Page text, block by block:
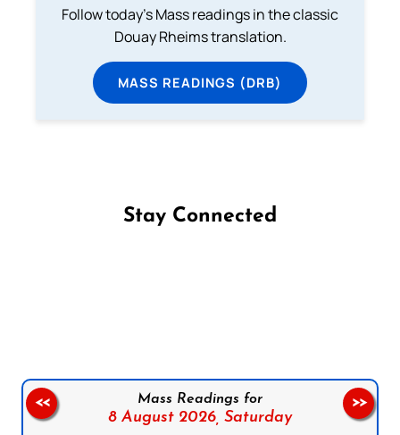
Follow today's Mass readings in the classic
Douay Rheims translation.
MASS READINGS (DRB)
Stay Connected
Mass Readings for
8 August 2026, Saturday
<< >>